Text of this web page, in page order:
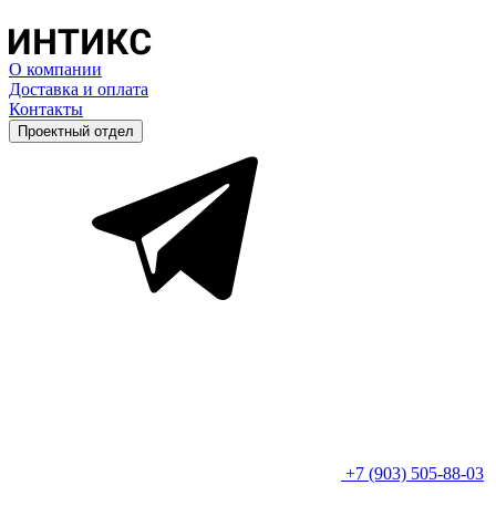
О компании
Доставка и оплата
Контакты
Проектный отдел
+7 (903) 505-88-03